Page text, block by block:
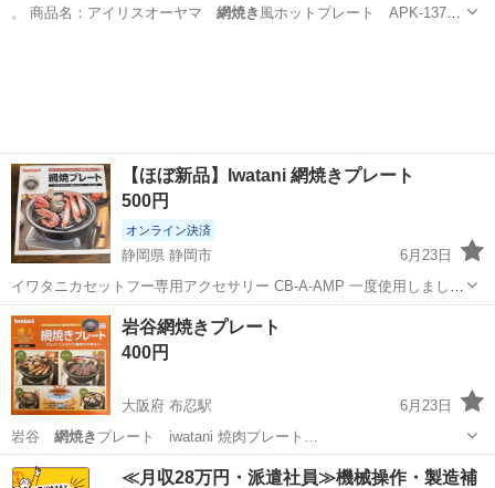
。 商品名：アイリスオーヤマ 網焼き 風ホットプレート APK-137
【ほぼ新品】Iwatani 網焼きプレート
500円
オンライン決済
静岡県 静岡市
6月23日
イワタニカセットフー専用アクセサリー CB-A-AMP 一度使用しまし
た。 取扱説明書、新品変え網一枚付属 ※※※ 箱が少し破損していま
す(写真5枚目)
静岡 静岡市 調理器具
岩谷網焼きプレート
400円
大阪府 布忍駅
6月23日
岩谷 網焼き プレート iwatani 焼肉プレート…
大阪 松原市 布忍駅 調理器具 網焼き
≪月収28万円・派遣社員≫機械操作・製造補